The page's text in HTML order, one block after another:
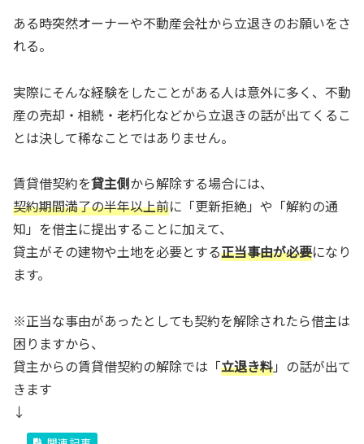
ある時突然オーナーや不動産会社から立退きのお願いをさ
れる。
実際にそんな経験をしたことがある人は意外に多く、不動
産の売却・相続・老朽化などから立退きの話が出てくるこ
とは決して稀なことではありません。
賃貸借契約を貸主側から解除する場合には、
契約期間満了の半年以上前に「更新拒絶」や「解約の通
知」を借主に提出することに加えて、
貸主がその建物や土地を必要とする正当事由が必要になり
ます。
※正当な事由があったとしても契約を解除されたら借主は
困りますから、
貸主からの賃貸借契約の解除では「立退き料」の話が出て
きます
↓